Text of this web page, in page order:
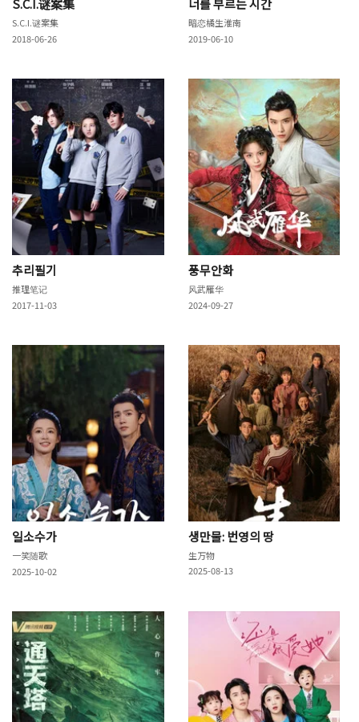
S.C.I.谜案集
2018-06-26
暗恋橘生淮南
2019-06-10
추리필기
推理笔记
2017-11-03
풍무안화
风武雁华
2024-09-27
일소수가
一笑随歌
2025-10-02
생만물: 번영의 땅
生万物
2025-08-13